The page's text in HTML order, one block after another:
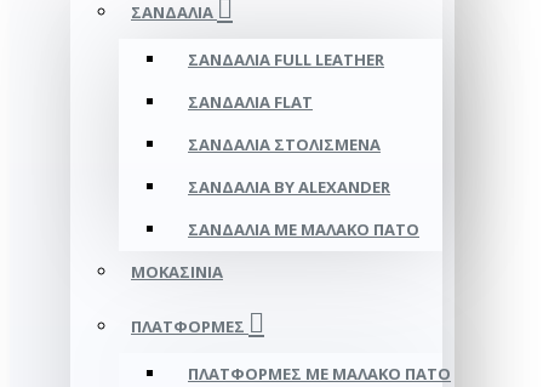
ΣΑΝΔΆΛΙΑ
ΣΑΝΔΆΛΙΑ FULL LEATHER
ΣΑΝΔΆΛΙΑ FLAT
ΣΑΝΔΆΛΙΑ ΣΤΟΛΙΣΜΈΝΑ
ΣΑΝΔΆΛΙΑ BY ALEXANDER
ΣΑΝΔΆΛΙΑ ΜΕ ΜΑΛΑΚΌ ΠΆΤΟ
ΜΟΚΑΣΊΝΙΑ
ΠΛΑΤΦΌΡΜΕΣ
ΠΛΑΤΦΟΡΜΕΣ ΜΕ ΜΑΛΑΚΟ ΠΑΤΟ